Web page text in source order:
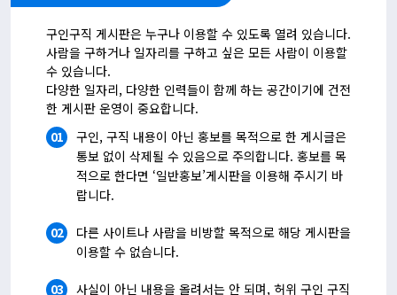
구인구직 게시판은 누구나 이용할 수 있도록 열려 있습니다.
사람을 구하거나 일자리를 구하고 싶은 모든 사람이 이용할
수 있습니다.
다양한 일자리, 다양한 인력들이 함께 하는 공간이기에 건전
한 게시판 운영이 중요합니다.
01
구인, 구직 내용이 아닌 홍보를 목적으로 한 게시글은
통보 없이 삭제될 수 있음으로 주의합니다. 홍보를 목
적으로 한다면 ‘일반홍보’게시판을 이용해 주시기 바
랍니다.
02
다른 사이트나 사람을 비방할 목적으로 해당 게시판을
이용할 수 없습니다.
03
사실이 아닌 내용을 올려서는 안 되며, 허위 구인 구직